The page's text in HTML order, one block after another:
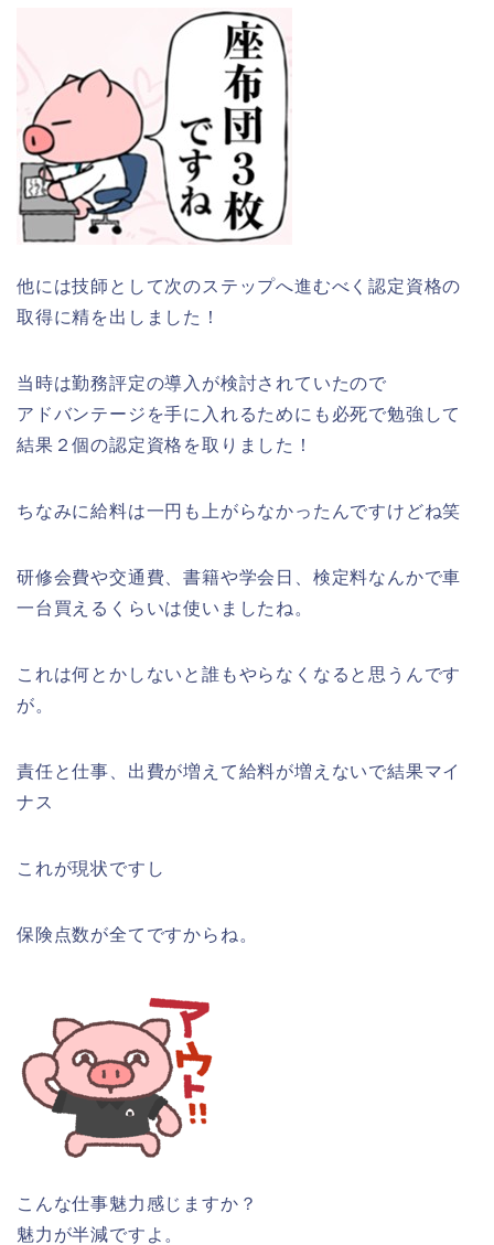
他には技師として次のステップへ進むべく認定資格の
取得に精を出しました！
当時は勤務評定の導入が検討されていたので
アドバンテージを手に入れるためにも必死で勉強して
結果２個の認定資格を取りました！
ちなみに給料は一円も上がらなかったんですけどね笑
研修会費や交通費、書籍や学会日、検定料なんかで車
一台買えるくらいは使いましたね。
これは何とかしないと誰もやらなくなると思うんです
が。
責任と仕事、出費が増えて給料が増えないで結果マイ
ナス
これが現状ですし
保険点数が全てですからね。
こんな仕事魅力感じますか？
魅力が半減ですよ。